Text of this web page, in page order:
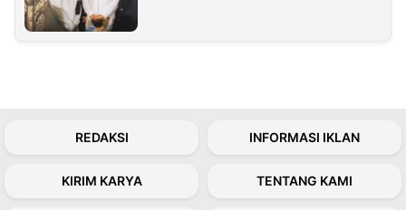
REDAKSI INFORMASI IKLAN
KIRIM KARYA TENTANG KAMI